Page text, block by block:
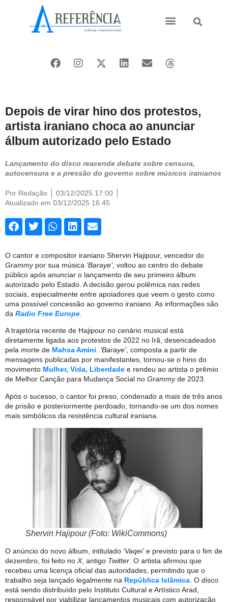
Depois de virar hino dos protestos,
artista iraniano choca ao anunciar
álbum autorizado pelo Estado
Lançamento do disco reacende debate sobre censura,
autocensura e a pressão do governo sobre músicos iranianos
Por Redação
03/12/2025 17:00
Atualizado em 03/12/2025 16:45
O cantor e compositor iraniano Shervin Hajipour, vencedor do
Grammy por sua música ‘Baraye’, voltou ao centro do debate
público após anunciar o lançamento de seu primeiro álbum
autorizado pelo Estado. A decisão gerou polêmica nas redes
sociais, especialmente entre apoiadores que veem o gesto como
uma possível concessão ao governo iraniano. As informações são
da Radio Free Europe
A trajetória recente de Hajipour no cenário musical está
diretamente ligada aos protestos de 2022 no Irã, desencadeados
pela morte de Mahsa Amini. ‘Baraye’, composta a partir de
mensagens publicadas por manifestantes, tornou-se o hino do
movimento Mulher, Vida, Liberdade e rendeu ao artista o prêmio
de Melhor Canção para Mudança Social no Grammyde 2023.
Após o sucesso, o cantor foi preso, condenado a mais de três anos
de prisão e posteriormente perdoado, tornando-se um dos nomes
mais simbólicos da resistência cultural iraniana.
Shervin Hajipour (Foto: WikiCommons)
O anúncio do novo álbum, intitulado ‘Vaqei’e previsto para o fim de
dezembro, foi feito no X, antigo Twitter . O artista afirmou que
recebeu uma licença oficial das autoridades, permitindo que o
trabalho seja lançado legalmente na República Islâmica . O disco
está sendo distribuído pelo Instituto Cultural e Artístico Arad,
responsável por viabilizar lançamentos musicais com autorização